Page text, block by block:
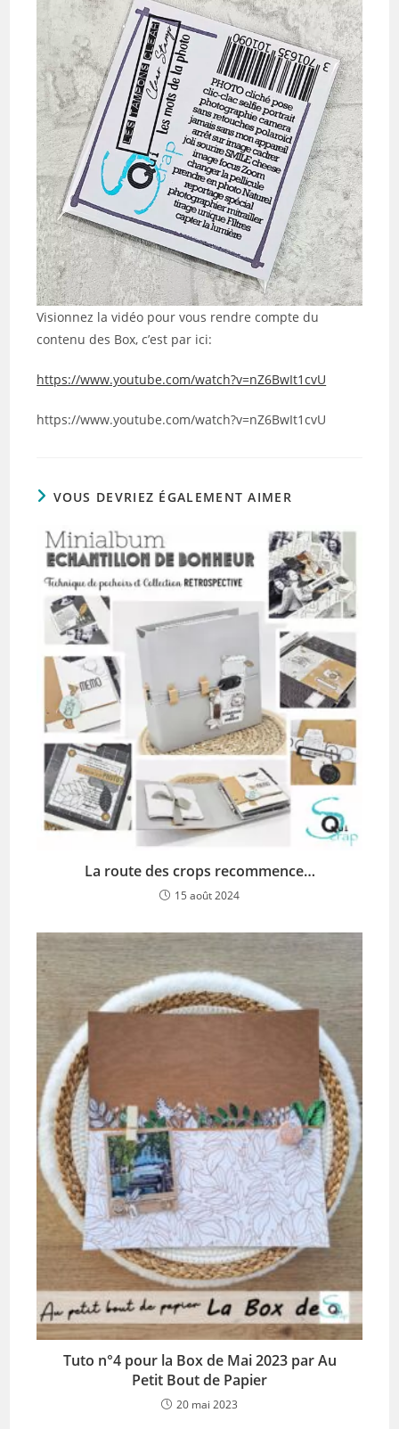
Visionnez la vidéo pour vous rendre compte du
contenu des Box, c’est par ici:
https://www.youtube.com/watch?v=nZ6BwIt1cvU
https://www.youtube.com/watch?v=nZ6BwIt1cvU
VOUS DEVRIEZ ÉGALEMENT AIMER
La route des crops recommence…
15 août 2024
Tuto n°4 pour la Box de Mai 2023 par Au
Petit Bout de Papier
20 mai 2023